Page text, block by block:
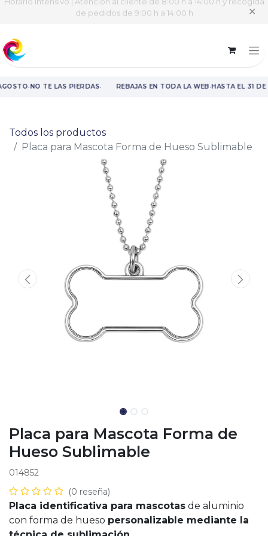
Horario intensivo | Atención al cliente de 8:00 h a 14:00 h y recogida
de pedidos de 9:00 h a 14:00 h
✕
·NO TE LAS PIERDAS· REBAJAS EN TODA LA WEB·HASTA EL 31 DE
Todos los productos
Placa para Mascota Forma de Hueso Sublimable
Placa para Mascota Forma de
Hueso Sublimable
014852
(0 reseña)
Placa identificativa para mascotas de aluminio
con forma de hueso personalizable mediante la